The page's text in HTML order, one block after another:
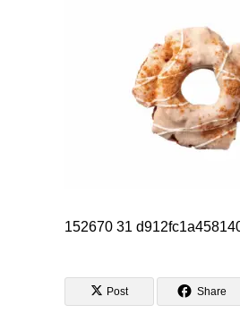
152670 31
Post Share